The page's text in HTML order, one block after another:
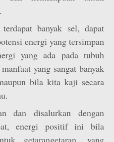
banyak sel, dapat
energi yang tersimpan
yang ada pada tubuh
yang sangat banyak
bila kita kaji secara
dan disalurkan dengan
energi positif ini bila
getaran­getaran, yang